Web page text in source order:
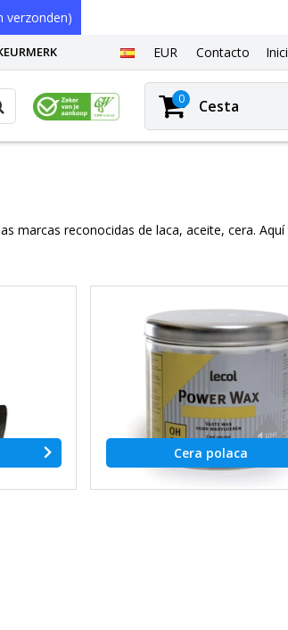
verzonden)
EUR Contacto
0 Cesta
marcas reconocidas de laca, aceite, cera.
Cera polaca